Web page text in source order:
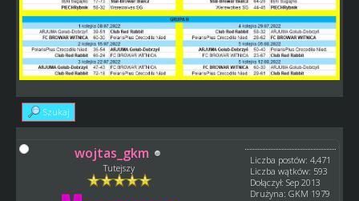
Szukaj
wojtas_gkm
Tutejszy
Liczba postów: 4,471
Liczba wątków: 593
Dołączył: Sep 2013
Drużyna: GKM 1979